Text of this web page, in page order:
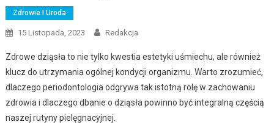
Zdrowie I Uroda
15 Listopada, 2023 Redakcja
Zdrowe dziąsła to nie tylko kwestia estetyki uśmiechu, ale również
klucz do utrzymania ogólnej kondycji organizmu. Warto zrozumieć,
dlaczego periodontologia odgrywa tak istotną rolę w zachowaniu
zdrowia i dlaczego dbanie o dziąsła powinno być integralną częścią
naszej rutyny pielęgnacyjnej.